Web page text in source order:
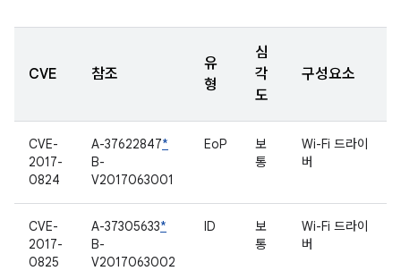
CVE 참조
유
형
심
각
도
구성요소
CVE-
2017-
0824
A-37622847*
B-
V2017063001
EoP
보
통
Wi-Fi 드라이
버
CVE-
2017-
0825
A-37305633*
B-
V2017063002
ID
보
통
Wi-Fi 드라이
버